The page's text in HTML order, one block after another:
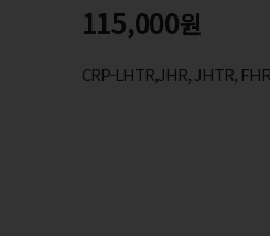
115,000원